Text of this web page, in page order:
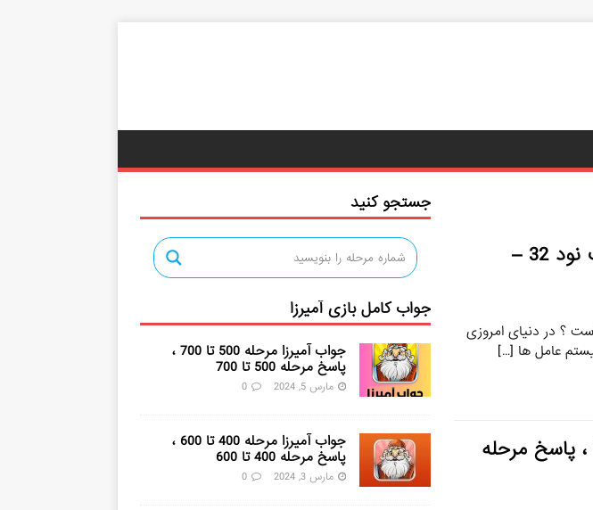
خرید لایسنس نود 32 – آپدیت نود 32 –
همراه است ؟ در دنیای امروزی
عامل ها […]
جواب آمیرزا مرحله 500 تا 700 ، پاسخ مرحله
جستجو کنید
جواب کامل بازی آمیرزا
جواب آمیرزا مرحله 500 تا 700 ،
پاسخ مرحله 500 تا 700
مارس 5, 2024 0
جواب آمیرزا مرحله 400 تا 600 ،
پاسخ مرحله 400 تا 600
مارس 3, 2024 0